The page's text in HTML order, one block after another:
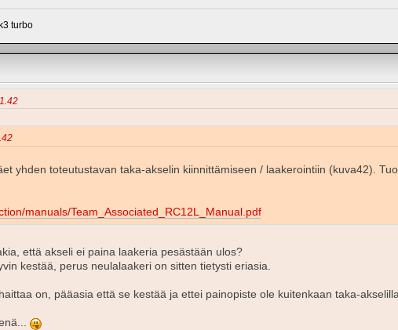
turbo
yhden toteutustavan taka-akselin kiinnittämiseen / laakerointiin (kuva42).
manuals/Team_Associated_RC12L_Manual.pdf
että akseli ei paina laakeria pesästään ulos?
kestää, perus neulalaakeri on sitten tietysti eriasia.
on, pääasia että se kestää ja ettei painopiste ole kuitenkaan taka-